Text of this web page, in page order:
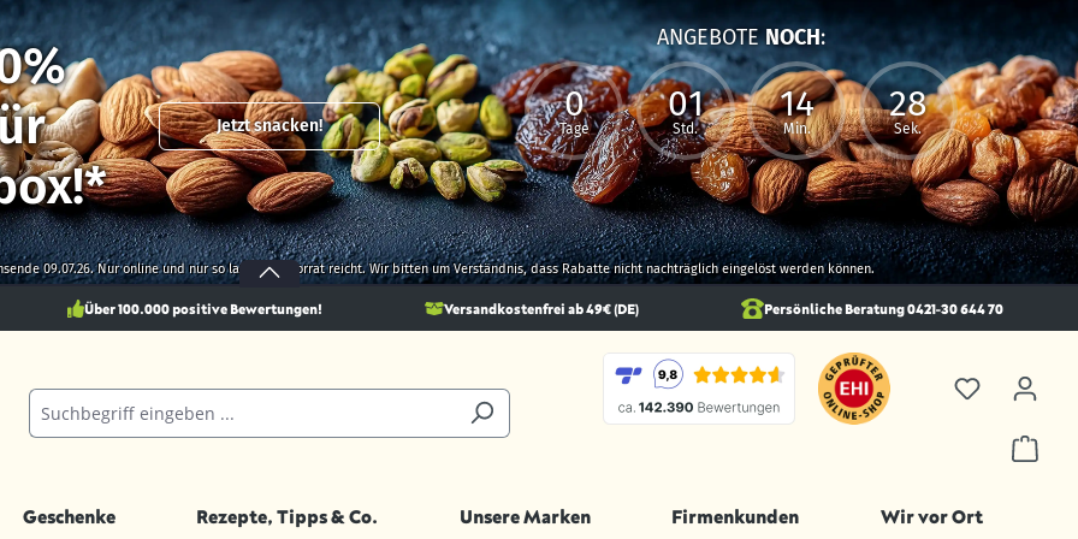
Jetzt snacken!
ANGEBOTENOCH:
0
Tage
01
Std.
14
Min.
26
Sek.
09.07.26. Nur online und nur so lange der Vorrat reicht. Wir bitten um Verständnis, dass Rabatte nicht nachträglich eingelöst werden können.
Über 100.000 positive Bewertungen! Versandkostenfrei ab 49€ (DE) Persönliche Beratung 0421-30 644 70
Geschenke Rezepte, Tipps & Co. Unsere Marken Firmenkunden Wir vor Ort